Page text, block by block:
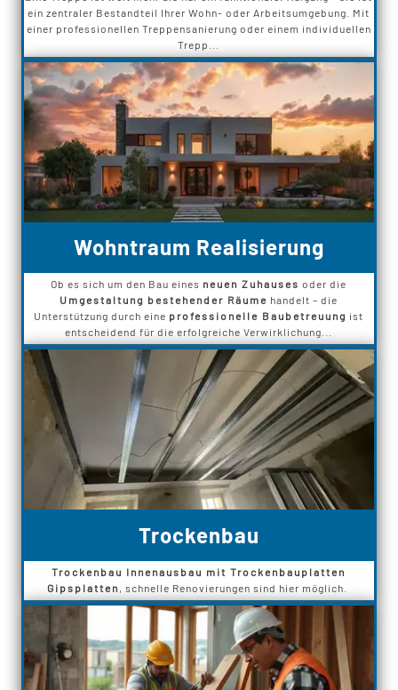
ein zentraler Bestandteil Ihrer Wohn- oder Arbeitsumgebung. Mit
einer professionellen Treppensanierung oder einem individuellen
Trepp...
Wohntraum Realisierung
Ob es sich um den Bau eines neuen Zuhauses oder die
Umgestaltung bestehender Räume handelt – die
Unterstützung durch eine professionelle Baubetreuung ist
entscheidend für die erfolgreiche Verwirklichung...
Trockenbau
Trockenbau Innenausbau mit Trockenbauplatten
Gipsplatten , schnelle Renovierungen sind hier möglich.